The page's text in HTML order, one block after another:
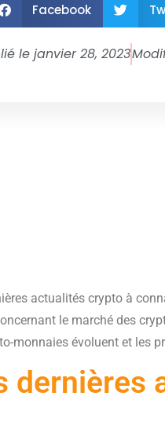
Facebook
le janvier 28, 2023
actualités crypto à
le marché des
monnaies évoluent et les
dernières